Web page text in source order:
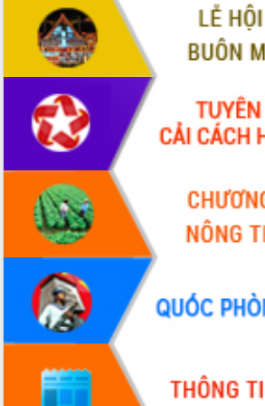
để phát triển du lịch Đắk Lắk
Khởi động Dự án Đầu tư xây dựng hạ
tầng kỹ thuật Cụm công nghiệp Tân
Gặp mặt các cơ quan báo chí nhân Kỷ
niệm 101 năm Ngày Báo chí Cách
mạng Việt Nam
Đắk Lắk sơ kết 4 năm triển khai thực
hiện Đề án 06 của Chính phủ
Họp báo thông tin về Hội nghị Công bố
Quy hoạch và Xúc tiến đầu tư tỉnh Đắk
Khơi thông điểm nghẽn, đẩy nhanh
giải ngân vốn khắc phục thiên tai
HĐND tỉnh thông qua điều chỉnh Quy
hoạch tỉnh thời kỳ 2021-2030
Hội thảo góp ý hồ sơ điều chỉnh quy
hoạch tỉnh Đắk Lắk thời kỳ 2021-2030,
tầm nhìn đến năm 2050
Nâng cao hiệu quả hoạt động của các